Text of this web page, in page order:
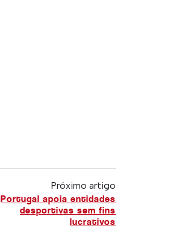
Próximo artigo
Portugal apoia entidades
desportivas sem fins
lucrativos